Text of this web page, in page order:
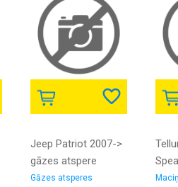
Jeep Patriot 2007->
gāzes atspere
aizmugures
Gāzes atsperes